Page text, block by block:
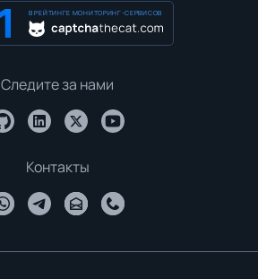
В РЕЙТИНГЕ МОНИТОРИНГ-СЕРВИСОВ
Следите за нами
Контакты